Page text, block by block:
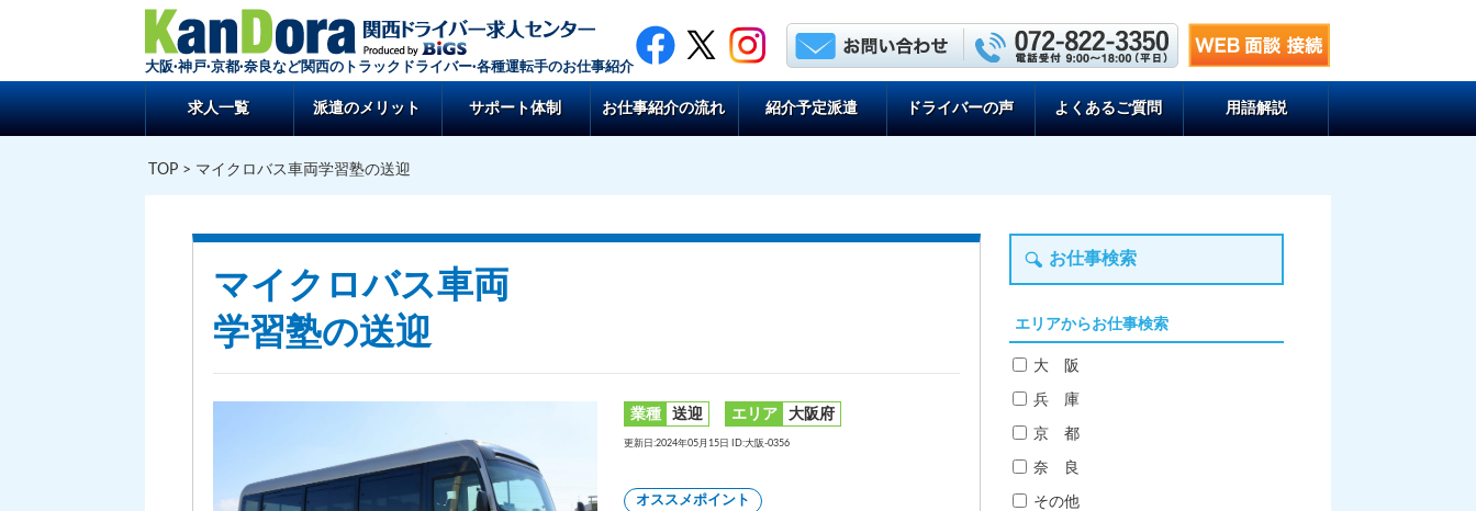
大阪·神戸·京都·奈良など関西のトラックドライバー·各種運転手のお仕事紹介
求人一覧 派遣のメリット サポート体制 お仕事紹介の流れ 紹介予定派遣 ドライバーの声 よくあるご質問 用語解説
TOP> マイクロバス車両学習塾の送迎
マイクロバス車両
学習塾の送迎
業種 送迎 エリア 大阪府
更新日:2024年05月15日 ID:大阪‐0356
オススメポイント
お仕事検索
エリアからお仕事検索
大 阪
兵 庫
京 都
奈 良
その他